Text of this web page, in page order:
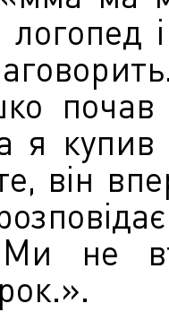
логопед
почав
я купив
він
не